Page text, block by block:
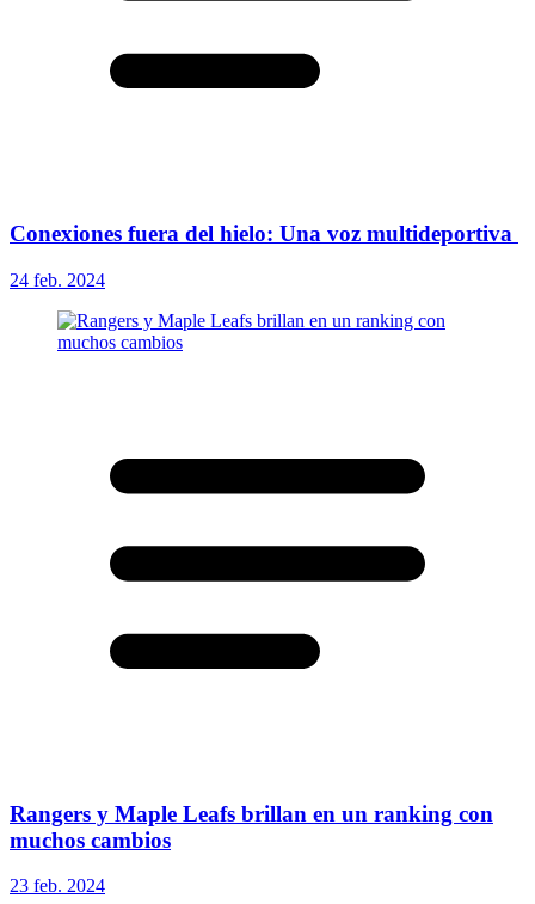
Conexiones fuera del hielo: Una voz multideportiva
24 feb. 2024
Rangers y Maple Leafs brillan en un ranking con
muchos cambios
23 feb. 2024